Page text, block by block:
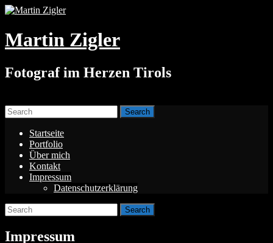
Martin Zigler
Fotograf im Herzen Tirols
Menu
Search
for:
Startseite
Portfolio
Über mich
Kontakt
Impressum
Datenschutzerklärung
Search
for:
Impressum